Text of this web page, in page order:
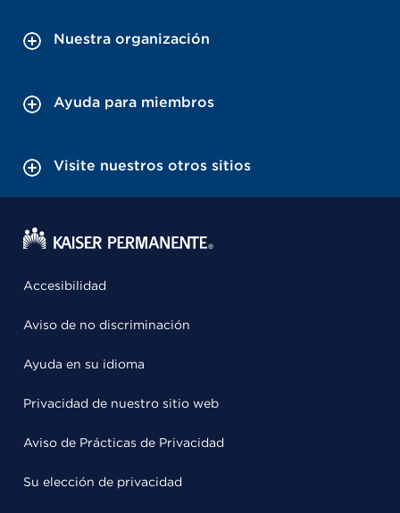
Nuestra organización
Ayuda para miembros
Visite nuestros otros sitios
Accesibilidad
Aviso de no discriminación
Ayuda en su idioma
Privacidad de nuestro sitio web
Aviso de Prácticas de Privacidad
Su elección de privacidad